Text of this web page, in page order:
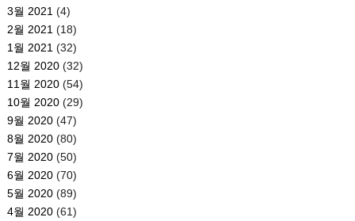
3월 2021 (4)
2월 2021 (18)
1월 2021 (32)
12월 2020(32)
11월 2020(54)
10월 2020(29)
9월 2020(47)
8월 2020(80)
7월 2020(50)
6월 2020(70)
5월 2020(89)
4월 2020(61)